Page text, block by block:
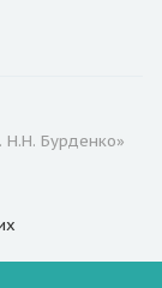
Бурденко»